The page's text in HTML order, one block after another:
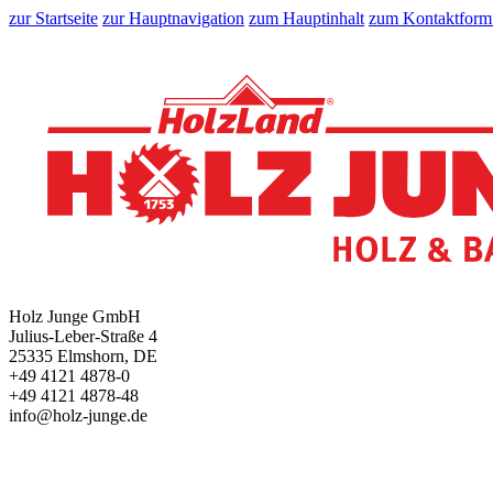
zur Startseite zur Hauptnavigation zum Hauptinhalt zum
Holz Junge GmbH
Julius-Leber-Straße 4
25335 Elmshorn, DE
+49 4121 4878-0
+49 4121 4878-48
info@holz-junge.de